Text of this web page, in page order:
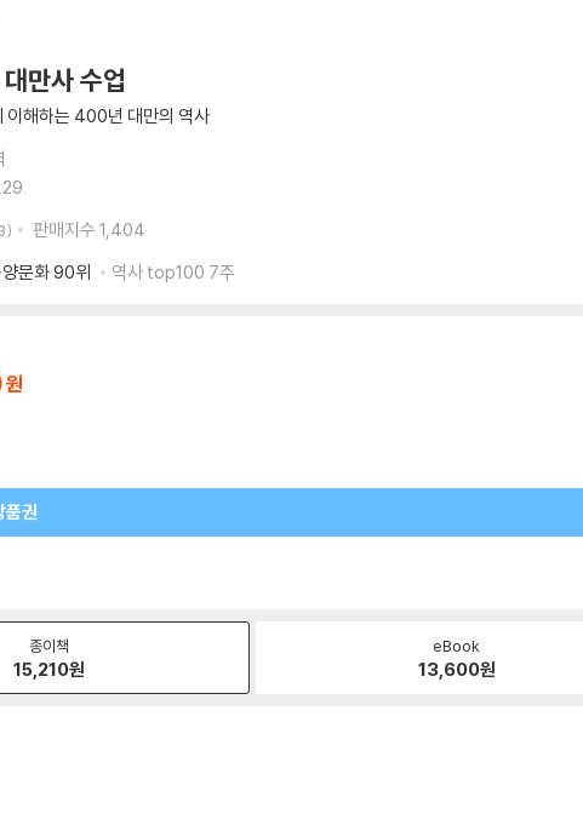
만사 수업
이해하는 400년 대만의 역사
판매지수 1,404
문화90위 역사 top100 7주
품권
종이책
15,210원
eBook
13,600원